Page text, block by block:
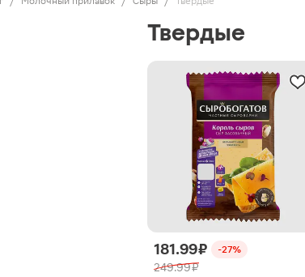
Твердые
181.99 ₽ -27%
249.99 ₽